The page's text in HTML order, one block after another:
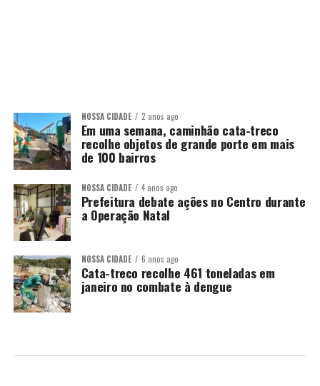
NOSSA CIDADE 2 anos ago
Em uma semana, caminhão cata-treco
recolhe objetos de grande porte em mais
de 100 bairros
NOSSA CIDADE 4 anos ago
Prefeitura debate ações no Centro durante
a Operação Natal
NOSSA CIDADE 6 anos ago
Cata-treco recolhe 461 toneladas em
janeiro no combate à dengue